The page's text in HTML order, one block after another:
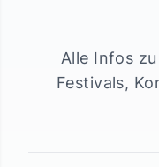
Alle Infos zu
Festivals,